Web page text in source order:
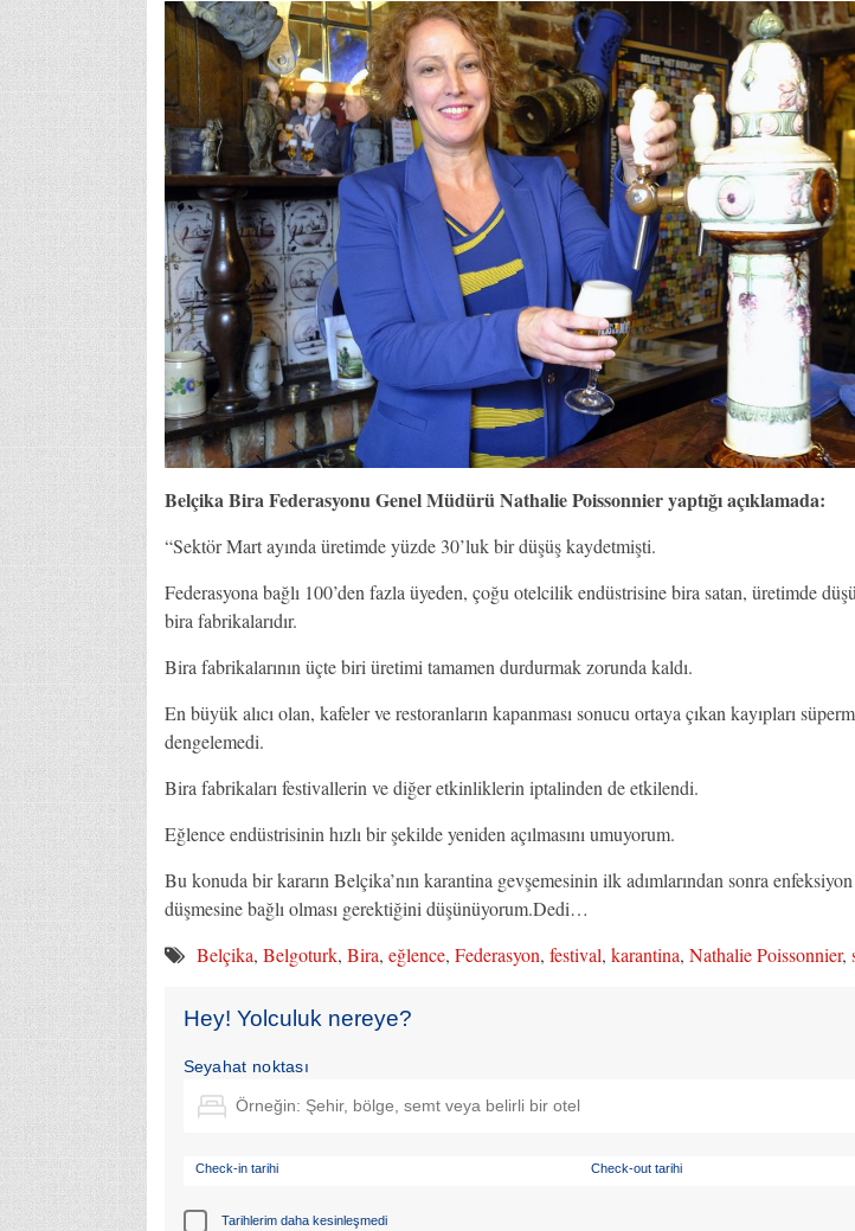
Belçika Bira Federasyonu Genel Müdürü Nathalie Poissonnier yaptığı açıklamada:
“Sektör Mart ayında üretimde yüzde 30’luk bir düşüş kaydetmişti.
Federasyona bağlı 100’den fazla üyeden, çoğu otelcilik endüstrisine bira satan, üretimde
bira fabrikalarıdır.
Bira fabrikalarının üçte biri üretimi tamamen durdurmak zorunda kaldı.
En büyük alıcı olan, kafeler ve restoranların kapanması sonucu ortaya çıkan kayıpları
dengelemedi.
Bira fabrikaları festivallerin ve diğer etkinliklerin iptalinden de etkilendi.
Eğlence endüstrisinin hızlı bir şekilde yeniden açılmasını umuyorum.
Bu konuda bir kararın Belçika’nın karantina gevşemesinin ilk adımlarından sonra enfeksiyon
düşmesine bağlı olması gerektiğini düşünüyorum.Dedi…
Belçika, Belgoturk, Bira, eğlence, Federasyon, festival, karantina, Nathalie Poissonnier,
Hey! Yolculuk nereye?
Seyahat noktası
Check-in tarihi Check-out tarihi
Tarihlerim daha kesinleşmedi